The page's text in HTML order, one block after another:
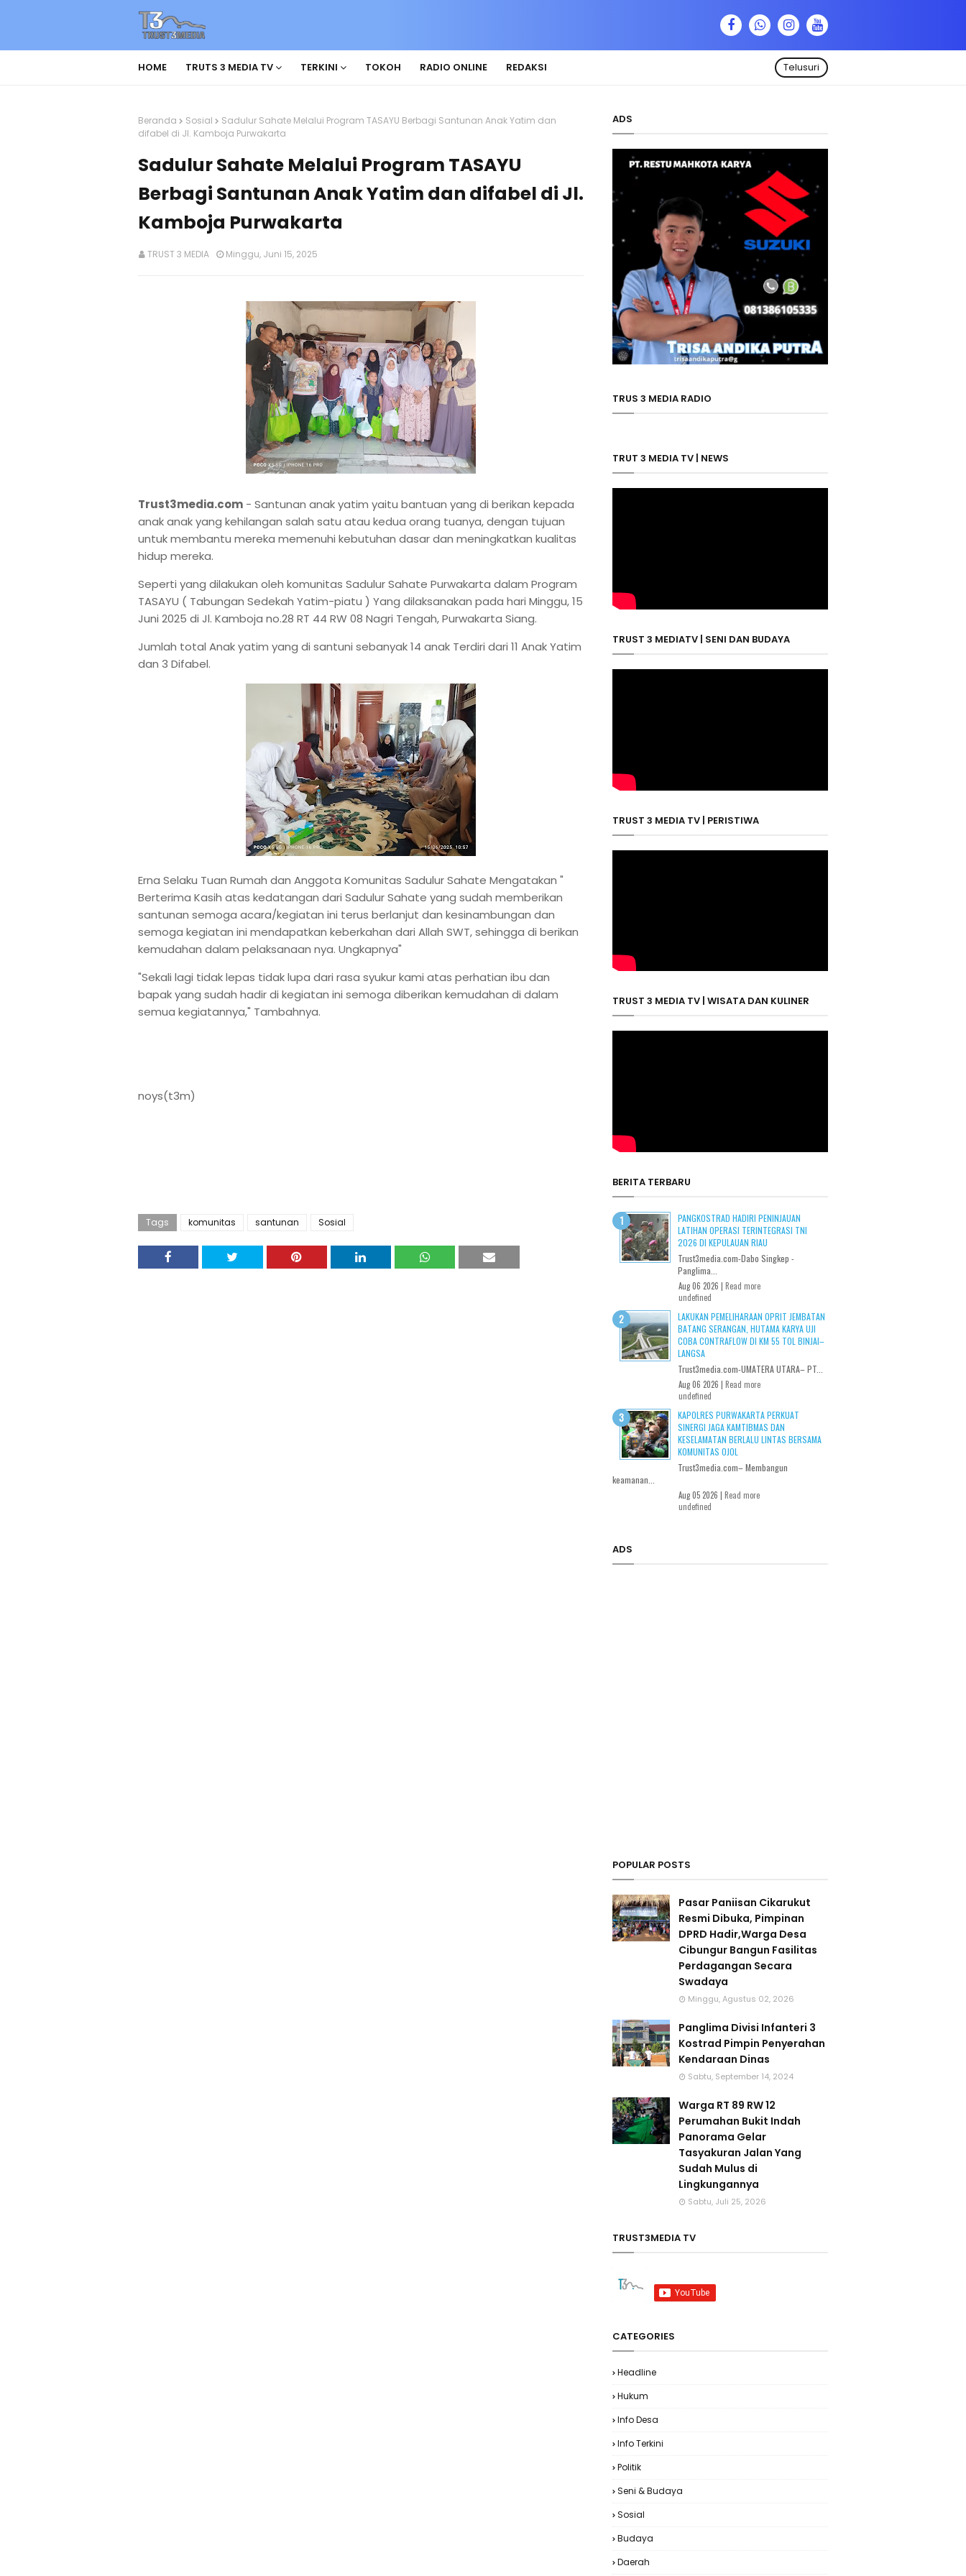
HOME TRUTS 3 MEDIA TV TERKINI TOKOH RADIO ONLINE REDAKSI Telusuri
Beranda Sosial
Sadulur Sahate Melalui Program TASAYU Berbagi Santunan Anak Yatim dan
difabel di Jl. Kamboja Purwakarta
Sadulur Sahate Melalui Program TASAYU
Berbagi Santunan Anak Yatim dan difabel di Jl.
Kamboja Purwakarta
TRUST 3 MEDIA Minggu, Juni 15, 2025
Trust3media.com - Santunan anak yatim yaitu bantuan yang di berikan kepada
anak anak yang kehilangan salah satu atau kedua orang tuanya, dengan tujuan
untuk membantu mereka memenuhi kebutuhan dasar dan meningkatkan kualitas
hidup mereka.
Seperti yang dilakukan oleh komunitas Sadulur Sahate Purwakarta dalam Program
TASAYU ( Tabungan Sedekah Yatim-piatu ) Yang dilaksanakan pada hari Minggu, 15
Juni 2025 di Jl. Kamboja no.28 RT 44 RW 08 Nagri Tengah, Purwakarta Siang.
Jumlah total Anak yatim yang di santuni sebanyak 14 anak Terdiri dari 11 Anak Yatim
dan 3 Difabel.
Erna Selaku Tuan Rumah dan Anggota Komunitas Sadulur Sahate Mengatakan "
Berterima Kasih atas kedatangan dari Sadulur Sahate yang sudah memberikan
santunan semoga acara/kegiatan ini terus berlanjut dan kesinambungan dan
semoga kegiatan ini mendapatkan keberkahan dari Allah SWT, sehingga di berikan
kemudahan dalam pelaksanaan nya. Ungkapnya"
"Sekali lagi tidak lepas tidak lupa dari rasa syukur kami atas perhatian ibu dan
bapak yang sudah hadir di kegiatan ini semoga diberikan kemudahan di dalam
semua kegiatannya," Tambahnya.
noys(t3m)
Tags komunitas santunan Sosial
ADS
TRUS 3 MEDIA RADIO
TRUT 3 MEDIA TV | NEWS
TRUST 3 MEDIATV | SENI DAN BUDAYA
TRUST 3 MEDIA TV | PERISTIWA
TRUST 3 MEDIA TV | WISATA DAN KULINER
BERITA TERBARU
PANGKOSTRAD HADIRI PENINJAUAN
LATIHAN OPERASI TERINTEGRASI TNI
2026 DI KEPULAUAN RIAU
Trust3media.com-Dabo Singkep -
Panglima...
Aug 06 2026 | Read more
undefined
LAKUKAN PEMELIHARAAN OPRIT JEMBATAN
BATANG SERANGAN, HUTAMA KARYA UJI
COBA CONTRAFLOW DI KM 55 TOL BINJAI–
LANGSA
Trust3media.com-UMATERA UTARA– PT...
Aug 06 2026 | Read more
undefined
KAPOLRES PURWAKARTA PERKUAT
SINERGI JAGA KAMTIBMAS DAN
KESELAMATAN BERLALU LINTAS BERSAMA
KOMUNITAS OJOL
Trust3media.com– Membangun
keamanan...
Aug 05 2026 | Read more
undefined
ADS
POPULAR POSTS
Pasar Paniisan Cikarukut
Resmi Dibuka, Pimpinan
DPRD Hadir,Warga Desa
Cibungur Bangun Fasilitas
Perdagangan Secara
Swadaya
Minggu, Agustus 02, 2026
Panglima Divisi Infanteri 3
Kostrad Pimpin Penyerahan
Kendaraan Dinas
Sabtu, September 14, 2024
Warga RT 89 RW 12
Perumahan Bukit Indah
Panorama Gelar
Tasyakuran Jalan Yang
Sudah Mulus di
Lingkungannya
Sabtu, Juli 25, 2026
TRUST3MEDIA TV
CATEGORIES
Headline
Hukum
Info Desa
Info Terkini
Politik
Seni & Budaya
Sosial
Budaya
Daerah